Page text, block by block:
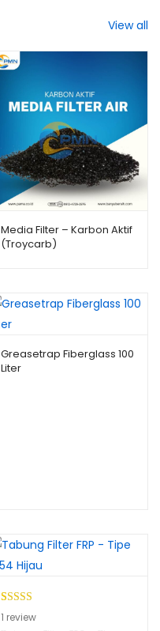
View all
Media Filter – Karbon Aktif
(Troycarb)
Greasetrap Fiberglass 100
Liter
Peringkat
11 review